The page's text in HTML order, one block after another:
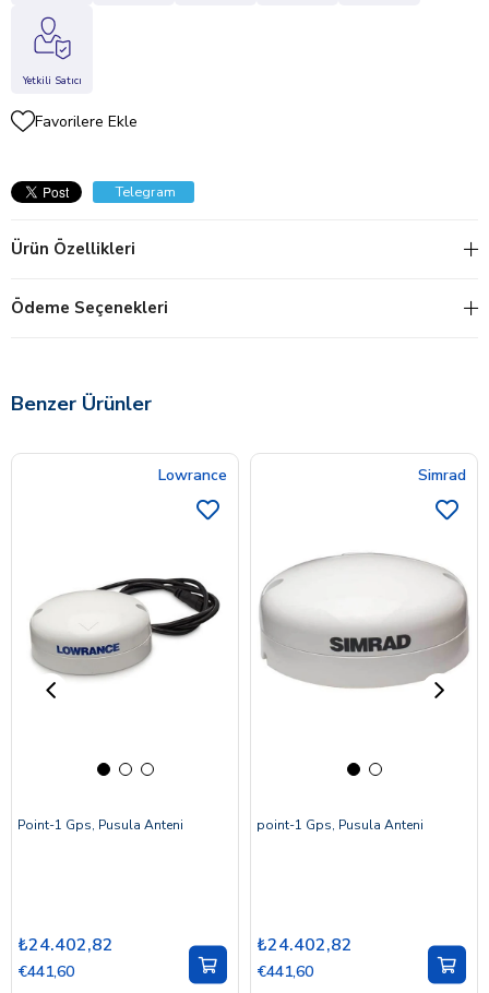
Yetkili Satıcı
Favorilere Ekle
Telegram
Ürün Özellikleri
Ödeme Seçenekleri
Benzer Ürünler
Lowrance
Point-1 Gps, Pusula Anteni
₺24.402,82
€441,60
Simrad
point-1 Gps, Pusula Anteni
₺24.402,82
€441,60